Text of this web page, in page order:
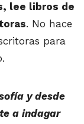
lee libros de
. No hace
para
y desde
a indagar